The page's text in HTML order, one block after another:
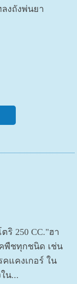
งถังพ่นยา
ริ 250 CC."ฮา
พืชทุกชนิด เช่น
คแคงเกอร์ ใน
น...